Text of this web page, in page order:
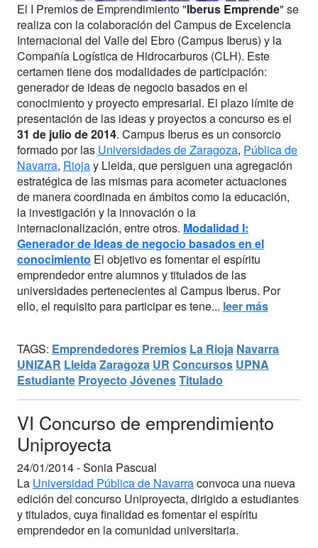
El I Premios de Emprendimiento "Iberus Emprende" se
realiza con la colaboración del Campus de Excelencia
Internacional del Valle del Ebro (Campus Iberus) y la
Compañía Logística de Hidrocarburos (CLH). Este
certamen tiene dos modalidades de participación:
generador de ideas de negocio basados en el
conocimiento y proyecto empresarial. El plazo límite de
presentación de las ideas y proyectos a concurso es el
31 de julio de 2014. Campus Iberus es un consorcio
formado por las Universidades de Zaragoza, Pública de
Navarra, Riojay Lleida, que persiguen una agregación
estratégica de las mismas para acometer actuaciones
de manera coordinada en ámbitos como la educación,
la investigación y la innovación o la
internacionalización, entre otros. Modalidad I:
Generador de Ideas de negocio basados en el
conocimiento El objetivo es fomentar el espíritu
emprendedor entre alumnos y titulados de las
universidades pertenecientes al Campus Iberus. Por
ello, el requisito para participar es tene... leer más
TAGS: Emprendedores Premios La Rioja Navarra
UNIZAR LleidaZaragoza UR Concursos UPNA
Estudiante Proyecto JóvenesTitulado
VI Concurso de emprendimiento
Uniproyecta
24/01/2014 -Sonia Pascual
La Universidad Pública de Navarraconvoca una nueva
edición del concurso Uniproyecta, dirigido a estudiantes
y titulados, cuya finalidad es fomentar el espíritu
emprendedor en la comunidad universitaria.